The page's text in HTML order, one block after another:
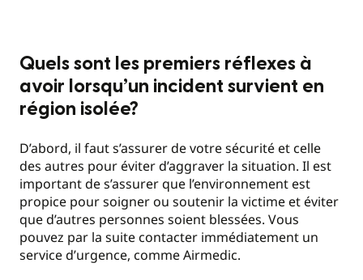
Quels sont les premiers réflexes à
avoir lorsqu’un incident survient en
région isolée?
D’abord, il faut s’assurer de votre sécurité et celle
des autres pour éviter d’aggraver la situation. Il est
important de s’assurer que l’environnement est
propice pour soigner ou soutenir la victime et éviter
que d’autres personnes soient blessées. Vous
pouvez par la suite contacter immédiatement un
service d’urgence, comme Airmedic.